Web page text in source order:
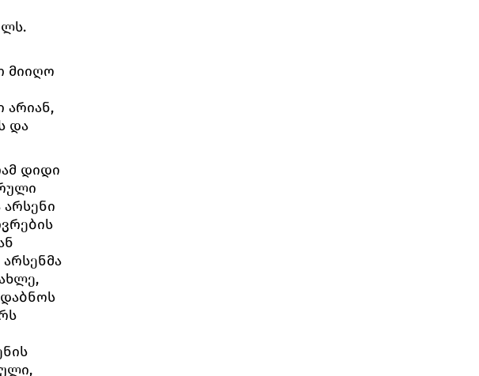
მიიღო
არიან,
და
დიდი